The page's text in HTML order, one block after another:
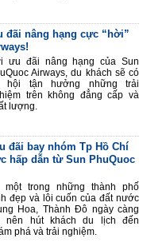
đãi nâng hạng cực “hời”
ưu đãi nâng hạng của Sun
Airways, du khách sẽ có
hội tận hưởng những trải
trên không đẳng cấp và
lượng.
đãi bay nhóm Tp Hồ Chí
hấp dẫn từ Sun PhuQuoc
một trong những thành phố
đẹp và lôi cuốn của đất nước
Hoa, Thành Đô ngày càng
nên hút khách du lịch đến
phá và trải nghiệm.